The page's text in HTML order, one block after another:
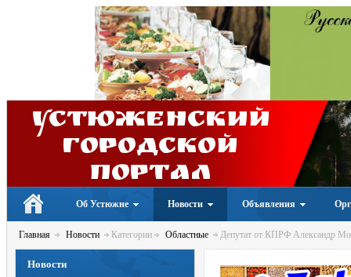
Устюженский
Городской
портал
Об Устюжне Новости Объявления
Главная Новости Категории Областные Депутат от КПРФ Александр
Новости